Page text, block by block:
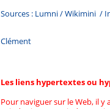
Sources : Lumni / Wikimini /
Clément
Les liens hypertextes ou
Pour naviguer sur le Web, il